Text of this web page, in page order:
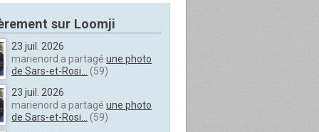
sur Loomji
23 juil. 2026
marienord a partagé une photo
de Sars-et-Rosi...
(59)
23 juil. 2026
marienord a partagé une photo
de Sars-et-Rosi...
(59)